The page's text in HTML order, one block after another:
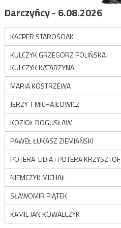
Darczyńcy - 6.08.2026
KACPER STAROŚCIAK
KULCZYK GRZEGORZ POLIŃSKA i
KULCZYK KATARZYNA
MARIA KOSTRZEWA
JERZY T MICHAJŁOWICZ
KOZIOŁ BOGUSŁAW
PAWEŁ ŁUKASZ ZIEMIAŃSKI
POTERA LIDIA i POTERA KRZYSZTOF
NIEMCZYK MICHAŁ
SŁAWOMIR PIĄTEK
KAMIL JAN KOWALCZYK